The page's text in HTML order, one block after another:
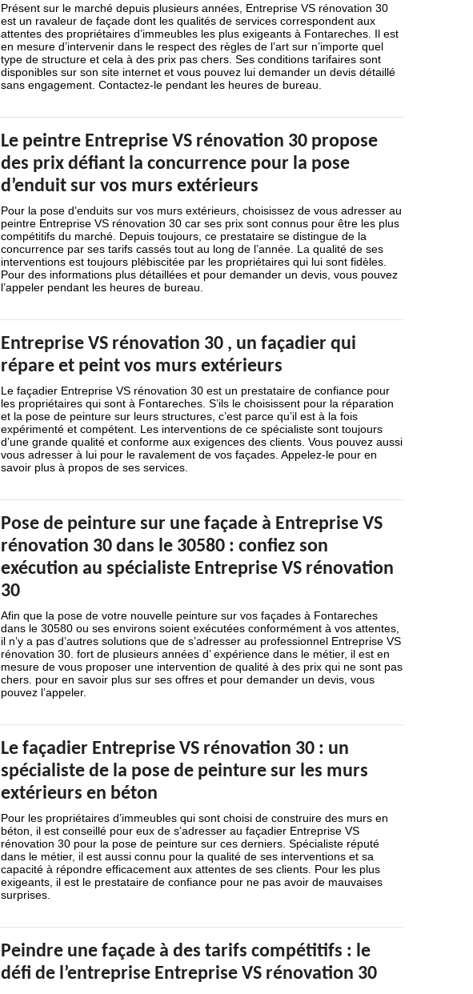
Présent sur le marché depuis plusieurs années, Entreprise VS rénovation 30
est un ravaleur de façade dont les qualités de services correspondent aux
attentes des propriétaires d’immeubles les plus exigeants à Fontareches. Il est
en mesure d’intervenir dans le respect des règles de l’art sur n’importe quel
type de structure et cela à des prix pas chers. Ses conditions tarifaires sont
disponibles sur son site internet et vous pouvez lui demander un devis détaillé
sans engagement. Contactez-le pendant les heures de bureau.
Le peintre Entreprise VS rénovation 30 propose
des prix défiant la concurrence pour la pose
d’enduit sur vos murs extérieurs
Pour la pose d’enduits sur vos murs extérieurs, choisissez de vous adresser au
peintre Entreprise VS rénovation 30 car ses prix sont connus pour être les plus
compétitifs du marché. Depuis toujours, ce prestataire se distingue de la
concurrence par ses tarifs cassés tout au long de l’année. La qualité de ses
interventions est toujours plébiscitée par les propriétaires qui lui sont fidèles.
Pour des informations plus détaillées et pour demander un devis, vous pouvez
l’appeler pendant les heures de bureau.
Entreprise VS rénovation 30 , un façadier qui
répare et peint vos murs extérieurs
Le façadier Entreprise VS rénovation 30 est un prestataire de confiance pour
les propriétaires qui sont à Fontareches. S’ils le choisissent pour la réparation
et la pose de peinture sur leurs structures, c’est parce qu’il est à la fois
expérimenté et compétent. Les interventions de ce spécialiste sont toujours
d’une grande qualité et conforme aux exigences des clients. Vous pouvez aussi
vous adresser à lui pour le ravalement de vos façades. Appelez-le pour en
savoir plus à propos de ses services.
Pose de peinture sur une façade à Entreprise VS
rénovation 30 dans le 30580 : confiez son
exécution au spécialiste Entreprise VS rénovation
30
Afin que la pose de votre nouvelle peinture sur vos façades à Fontareches
dans le 30580 ou ses environs soient exécutées conformément à vos attentes,
il n’y a pas d’autres solutions que de s’adresser au professionnel Entreprise VS
rénovation 30. fort de plusieurs années d’ expérience dans le métier, il est en
mesure de vous proposer une intervention de qualité à des prix qui ne sont pas
chers. pour en savoir plus sur ses offres et pour demander un devis, vous
pouvez l’appeler.
Le façadier Entreprise VS rénovation 30 : un
spécialiste de la pose de peinture sur les murs
extérieurs en béton
Pour les propriétaires d’immeubles qui sont choisi de construire des murs en
béton, il est conseillé pour eux de s’adresser au façadier Entreprise VS
rénovation 30 pour la pose de peinture sur ces derniers. Spécialiste réputé
dans le métier, il est aussi connu pour la qualité de ses interventions et sa
capacité à répondre efficacement aux attentes de ses clients. Pour les plus
exigeants, il est le prestataire de confiance pour ne pas avoir de mauvaises
surprises.
Peindre une façade à des tarifs compétitifs : le
défi de l’entreprise Entreprise VS rénovation 30